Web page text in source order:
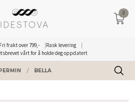
Fri frakt over 799,-
Rask levering
vårt for å holde deg oppdatert
0
BELLA